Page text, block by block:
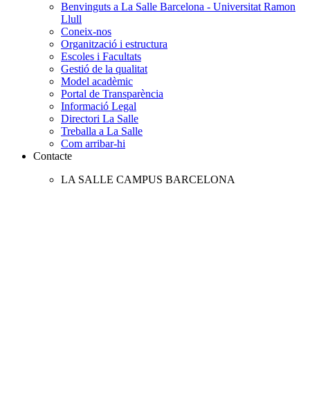
Benvinguts a La Salle Barcelona - Universitat Ramon
Llull
Coneix-nos
Organització i estructura
Escoles i Facultats
Gestió de la qualitat
Model acadèmic
Portal de Transparència
Informació Legal
Directori La Salle
Treballa a La Salle
Com arribar-hi
Contacte
LA SALLE CAMPUS BARCELONA